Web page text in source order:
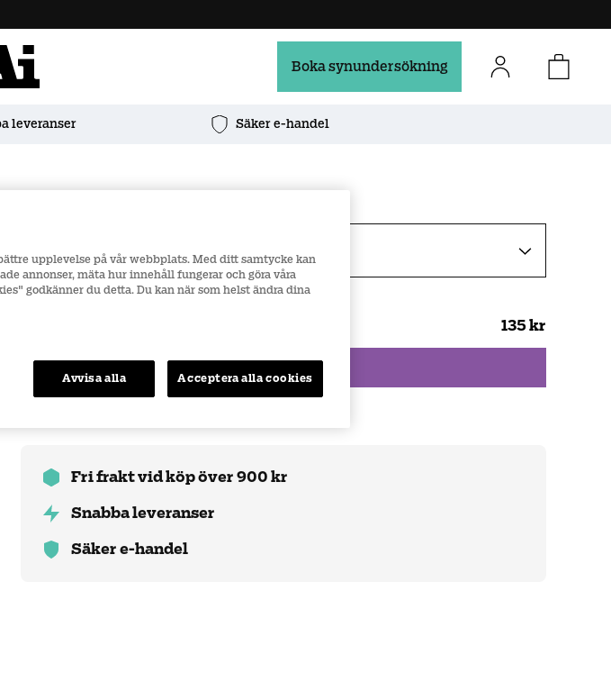
Boka synundersökning
leveranser Säker e-handel
Skickas inom2-3 vardagar
135 kr
Fri frakt vid köp över 900 kr
Snabba leveranser
Säker e-handel
upplevelse på vår webbplats. Med ditt samtycke kan
annonser, mäta hur innehåll fungerar och göra våra
godkänner du detta. Du kan när som helst ändra dina
Avvisa alla Acceptera alla cookies